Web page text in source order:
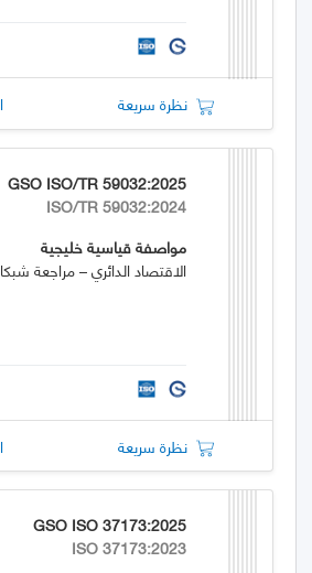
نظرة سريعة
GSO ISO/TR 59032:2025
ISO/TR 59032:2024
مواصفة قياسية خليجية
الاقتصاد الدائري – مراجعة
نظرة سريعة
GSO ISO 37173:2025
ISO 37173:2023